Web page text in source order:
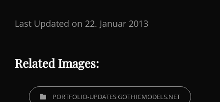
Last Updated on 22. Januar 2013
Related Images:
CATEGORIESPORTFOLIO-UPDATES GOTHICMODELS.NET